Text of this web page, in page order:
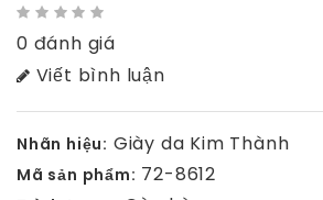
0 đánh giá
Viết bình luận
Nhãn hiệu: Giày da Kim Thành
Mã sản phẩm: 72-8612